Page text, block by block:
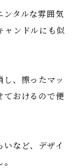
ンタルな雰囲気
ャンドルにも似
、擦ったマッ
ておけるので便
など、デザイ